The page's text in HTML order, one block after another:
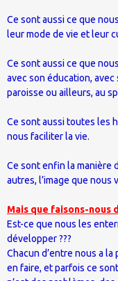
Ce sont aussi ce que
leur mode de vie et leur
Ce sont aussi ce que
avec son éducation, avec
paroisse ou ailleurs, au
Ce sont aussi toutes les
nous faciliter la vie.
Ce sont enfin la manière
autres, l’image que nous
Mais que faisons-nous
Est-ce que nous les
développer ???
Chacun d’entre nous a
en faire, et parfois ce